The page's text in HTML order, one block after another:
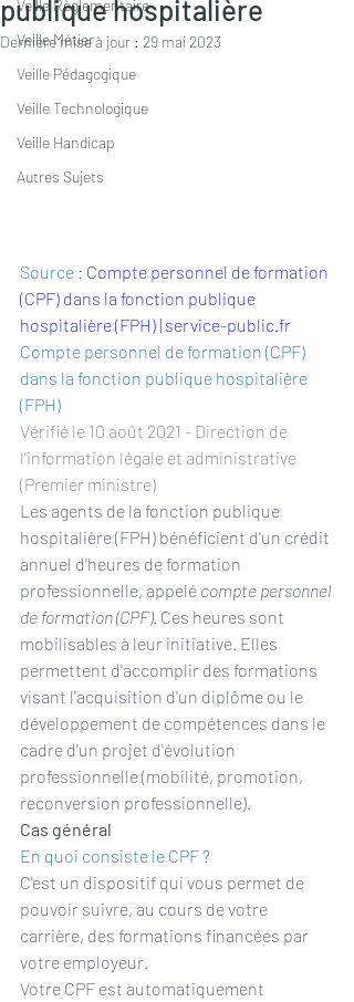
Veille Règlementaire
Veille Métier
Veille Pédagogique
Veille Technologique
Veille Handicap
Autres Sujets
publique hospitalière
Dernière mise à jour : 29 mai 2023
Source : Compte personnel de formation
(CPF) dans la fonction publique
hospitalière (FPH) | service-public.fr
Compte personnel de formation (CPF)
dans la fonction publique hospitalière
(FPH)
Vérifié le 10 août 2021 - Direction de
l'information légale et administrative
(Premier ministre)
Les agents de la fonction publique
hospitalière (FPH) bénéficient d'un crédit
annuel d'heures de formation
professionnelle, appelé compte personnel
de formation (CPF). Ces heures sont
mobilisables à leur initiative. Elles
permettent d'accomplir des formations
visant l'acquisition d'un diplôme ou le
développement de compétences dans le
cadre d'un projet d'évolution
professionnelle (mobilité, promotion,
reconversion professionnelle).
Cas général
En quoi consiste le CPF ?
C'est un dispositif qui vous permet de
pouvoir suivre, au cours de votre
carrière, des formations financées par
votre employeur.
Votre CPF est automatiquement